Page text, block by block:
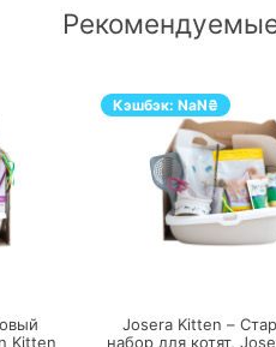
Kitten
Кэшбэк: NaN₴
Josera Kitten –
набор для котят,